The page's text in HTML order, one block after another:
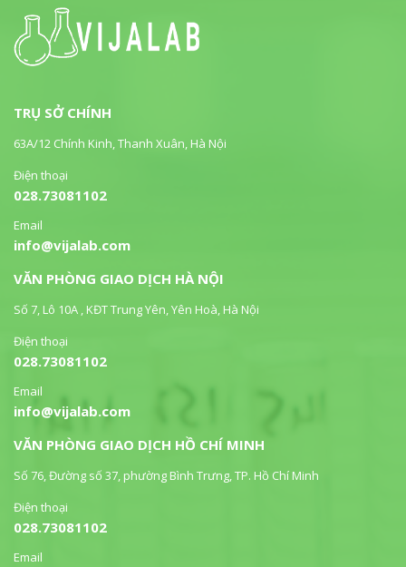
TRỤ SỞ CHÍNH
63A/12 Chính Kinh, Thanh Xuân, Hà Nội
Điện thoại
028.73081102
Email
info@vijalab.com
VĂN PHÒNG GIAO DỊCH HÀ NỘI
Số 7, Lô 10A , KĐT Trung Yên, Yên Hoà, Hà Nội
Điện thoại
028.73081102
Email
info@vijalab.com
VĂN PHÒNG GIAO DỊCH HỒ CHÍ MINH
Số 76, Đường số 37, phường Bình Trưng, TP. Hồ Chí Minh
Điện thoại
028.73081102
Email